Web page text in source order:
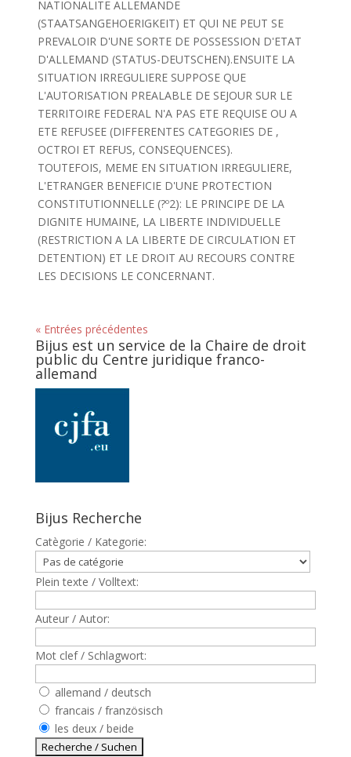
NATIONALITE ALLEMANDE
(STAATSANGEHOERIGKEIT) ET QUI NE PEUT SE
PREVALOIR D'UNE SORTE DE POSSESSION D'ETAT
D'ALLEMAND (STATUS-DEUTSCHEN).ENSUITE LA
SITUATION IRREGULIERE SUPPOSE QUE
L'AUTORISATION PREALABLE DE SEJOUR SUR LE
TERRITOIRE FEDERAL N'A PAS ETE REQUISE OU A
ETE REFUSEE (DIFFERENTES CATEGORIES DE ,
OCTROI ET REFUS, CONSEQUENCES).
TOUTEFOIS, MEME EN SITUATION IRREGULIERE,
L'ETRANGER BENEFICIE D'UNE PROTECTION
CONSTITUTIONNELLE (?º2): LE PRINCIPE DE LA
DIGNITE HUMAINE, LA LIBERTE INDIVIDUELLE
(RESTRICTION A LA LIBERTE DE CIRCULATION ET
DETENTION) ET LE DROIT AU RECOURS CONTRE
LES DECISIONS LE CONCERNANT.
« Entrées précédentes
Bijus est un service de la Chaire de droit
public du Centre juridique franco-
allemand
Bijus Recherche
Catègorie / Kategorie:
Plein texte / Volltext:
Auteur / Autor:
Mot clef / Schlagwort:
allemand / deutsch
francais / französisch
les deux / beide